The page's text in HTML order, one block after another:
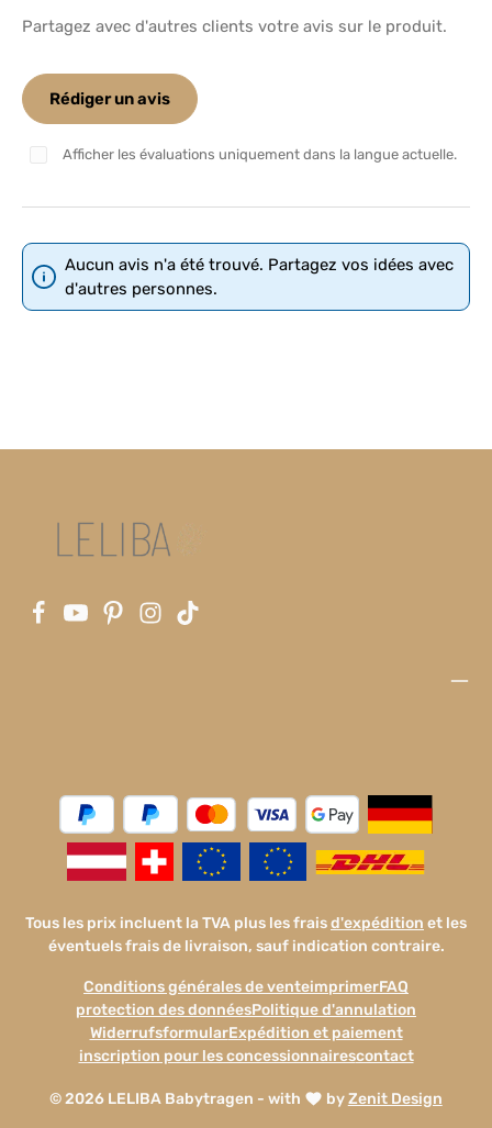
Partagez avec d'autres clients votre avis sur le produit.
Rédiger un avis
Afficher les évaluations uniquement dans la langue actuelle.
Aucun avis n'a été trouvé. Partagez vos idées avec
d'autres personnes.
Tous les prix incluent la TVA plus les fraisd'expédition et les
éventuels frais de livraison, sauf indication contraire.
© 2026 LELIBA Babytragen - with byZenit Design
Conditions générales de venteimprimerFAQ
protection des donnéesPolitique d'annulation
WiderrufsformularExpédition et paiement
inscription pour les concessionnairescontact